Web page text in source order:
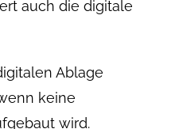
auch die digitale
Ablage
keine
wird.